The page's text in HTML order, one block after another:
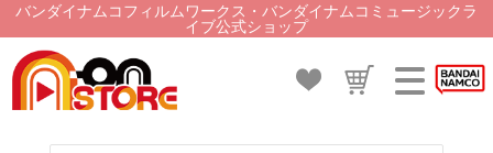
バンダイナムコフィルムワークス・バンダイナムコミュージックラ
イブ公式ショップ